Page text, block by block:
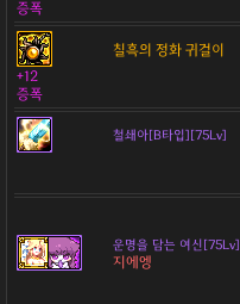
증폭
칠흑의 정화 귀걸이
+12
증폭
철쇄아[B타입][75Lv]
운명을 담는 여신[75Lv]
지에엥